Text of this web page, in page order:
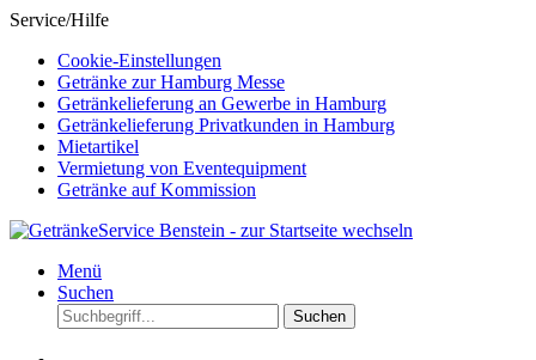
Service/Hilfe
Cookie-Einstellungen
Getränke zur Hamburg Messe
Getränkelieferung an Gewerbe in Hamburg
Getränkelieferung Privatkunden in Hamburg
Mietartikel
Vermietung von Eventequipment
Getränke auf Kommission
Menü
Suchen
Suchen